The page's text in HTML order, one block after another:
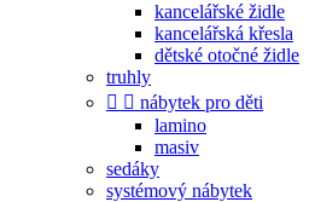
kancelářské židle
kancelářská křesla
dětské otočné židle
truhly
  nábytek pro děti
lamino
masiv
sedáky
systémový nábytek